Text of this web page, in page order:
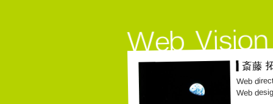
斎藤
Web
Web